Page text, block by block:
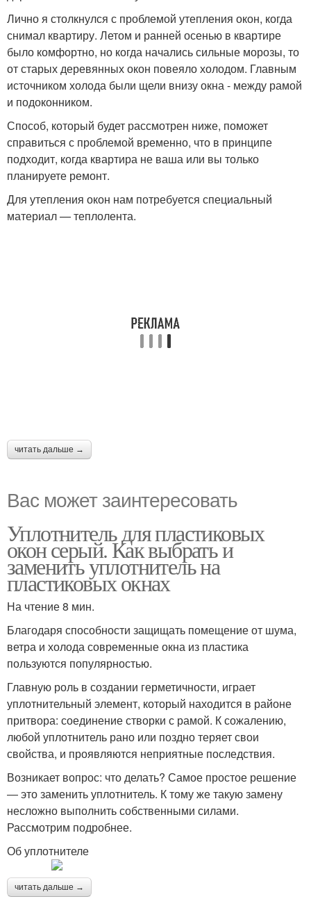
Лично я столкнулся с проблемой утепления окон, когда
снимал квартиру. Летом и ранней осенью в квартире
было комфортно, но когда начались сильные морозы, то
от старых деревянных окон повеяло холодом. Главным
источником холода были щели внизу окна - между рамой
и подоконником.
Способ, который будет рассмотрен ниже, поможет
справиться с проблемой временно, что в принципе
подходит, когда квартира не ваша или вы только
планируете ремонт.
Для утепления окон нам потребуется специальный
материал — теплолента.
читать дальше →
Вас может заинтересовать
Уплотнитель для пластиковых
окон серый. Как выбрать и
заменить уплотнитель на
пластиковых окнах
На чтение 8 мин.
Благодаря способности защищать помещение от шума,
ветра и холода современные окна из пластика
пользуются популярностью.
Главную роль в создании герметичности, играет
уплотнительный элемент, который находится в районе
притвора: соединение створки с рамой. К сожалению,
любой уплотнитель рано или поздно теряет свои
свойства, и проявляются неприятные последствия.
Возникает вопрос: что делать? Самое простое решение
― это заменить уплотнитель. К тому же такую замену
несложно выполнить собственными силами.
Рассмотрим подробнее.
Об уплотнителе
читать дальше →